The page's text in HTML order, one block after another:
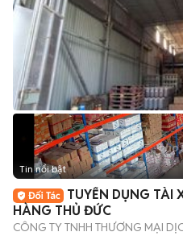
Tin nổi bật
TUYỂN DỤNG TÀI
HÀNG THỦ ĐỨC
CÔNG TY TNHH THƯƠNG MẠI